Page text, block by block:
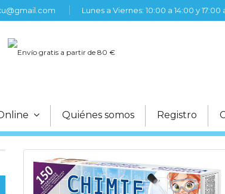
Lunes a Viernes: 10:00 a 14:00 y 17:00
Quiénes somos Registro
Envío gratis a partir de 80 €